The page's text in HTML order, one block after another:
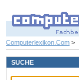
Computerlexikon.Com >
SUCHE